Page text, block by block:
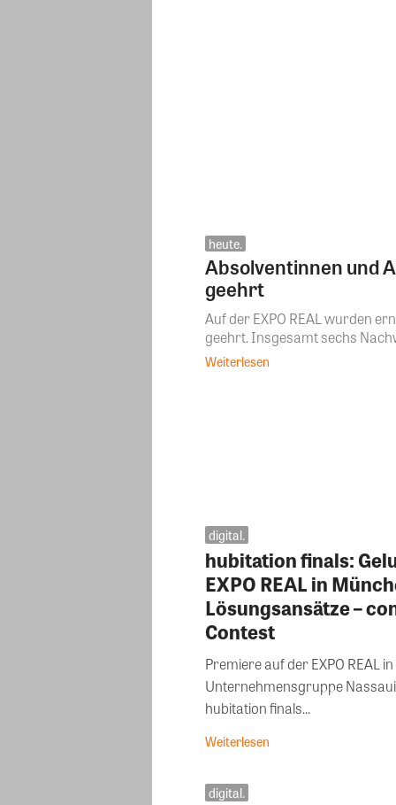
heute.
Absolventinnen und
geehrt
Auf der EXPO REAL wurden
geehrt. Insgesamt sechs
Weiterlesen
digital.
hubitation finals:
EXPO REAL in
Lösungsansätze –
Contest
Premiere auf der EXPO REAL
Unternehmensgruppe
hubitation finals...
Weiterlesen
digital.